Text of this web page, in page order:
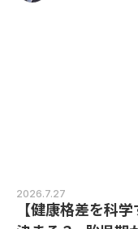
2026.7.27
【健康格差を科